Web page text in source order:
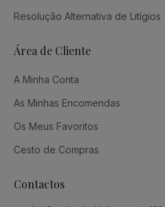
Resolução Alternativa de Litígios
Área de Cliente
A Minha Conta
As Minhas Encomendas
Os Meus Favoritos
Cesto de Compras
Contactos